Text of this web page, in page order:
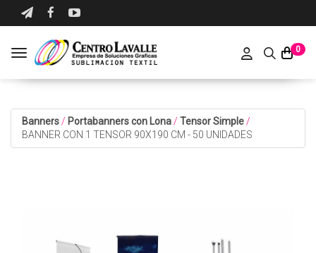
0
Toggle navigation
Banners / Portabanners con Lona / Tensor Simple /
BANNER CON 1 TENSOR 90X190 CM - 50 UNIDADES